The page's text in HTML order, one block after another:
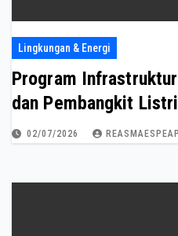
Lingkungan & Energi
Program
dan Pembangkit
02/07/2026